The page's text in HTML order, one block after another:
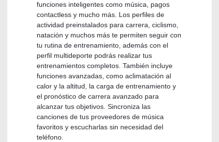
funciones inteligentes como música, pagos
contactless y mucho más. Los perfiles de
actividad preinstalados para carrera, ciclismo,
natación y muchos más te permiten seguir con
tu rutina de entrenamiento, además con el
perfil multideporte podrás realizar tus
entrenamientos completos. También incluye
funciones avanzadas, como aclimatación al
calor y la altitud, la carga de entrenamiento y
el pronóstico de carrera avanzado para
alcanzar tus objetivos. Sincroniza las
canciones de tus proveedores de música
favoritos y escucharlas sin necesidad del
teléfono.